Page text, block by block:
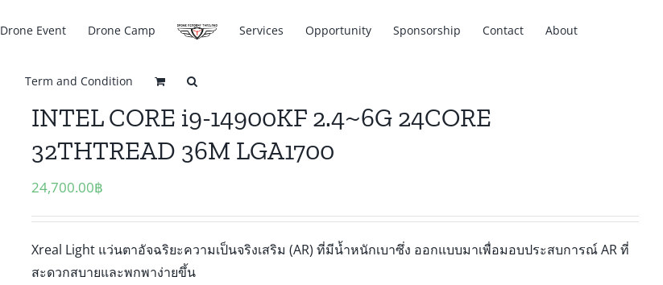
Drone Event Drone Camp Services Opportunity Sponsorship Contact About
Term and Condition
INTEL CORE i9-14900KF 2.4~6G 24CORE
32THTREAD 36M LGA1700
24,700.00฿
Xreal Light แว่นตาอัจฉริยะความเป็นจริงเสริม (AR) ที่มีน้ำหนักเบาซึ่ง ออกแบบมาเพื่อมอบประสบการณ์ AR ที่
สะดวกสบายและพกพาง่ายขึ้น